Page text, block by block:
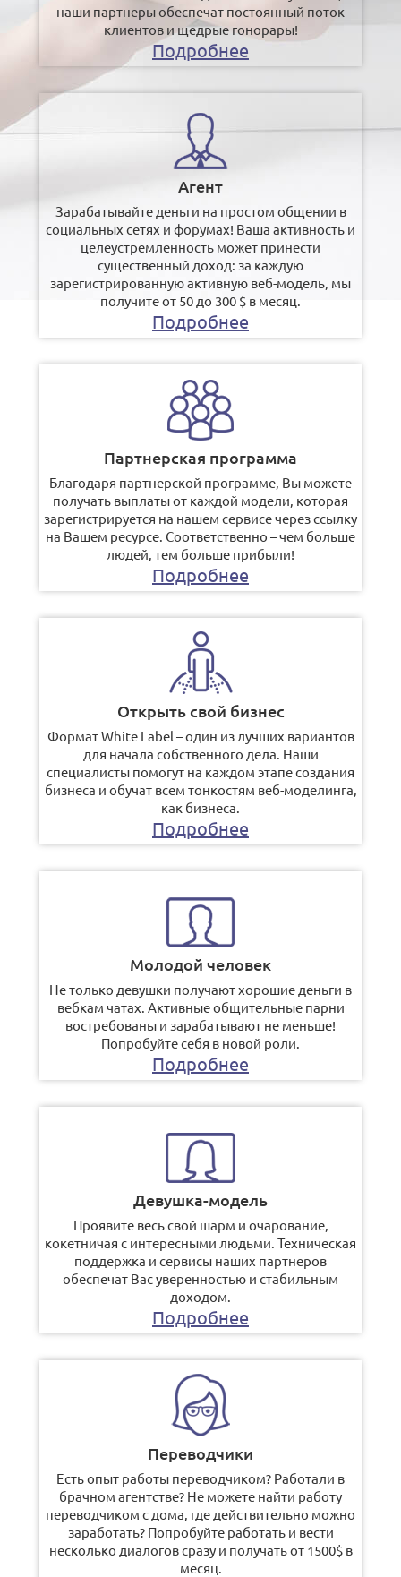
наши партнеры обеспечат постоянный поток
клиентов и щедрые гонорары!
Подробнее
Агент
Зарабатывайте деньги на простом общении в
социальных сетях и форумах! Ваша активность и
целеустремленность может принести
существенный доход: за каждую
зарегистрированную активную веб-модель, мы
получите от 50 до 300 $ в месяц.
Подробнее
Партнерская программа
Благодаря партнерской программе, Вы можете
получать выплаты от каждой модели, которая
зарегистрируется на нашем сервисе через ссылку
на Вашем ресурсе. Соответственно – чем больше
людей, тем больше прибыли!
Подробнее
Открыть свой бизнес
Формат White Label – один из лучших вариантов
для начала собственного дела. Наши
специалисты помогут на каждом этапе создания
бизнеса и обучат всем тонкостям веб-моделинга,
как бизнеса.
Подробнее
Молодой человек
Не только девушки получают хорошие деньги в
вебкам чатах. Активные общительные парни
востребованы и зарабатывают не меньше!
Попробуйте себя в новой роли.
Подробнее
Девушка-модель
Проявите весь свой шарм и очарование,
кокетничая с интересными людьми. Техническая
поддержка и сервисы наших партнеров
обеспечат Вас уверенностью и стабильным
доходом.
Подробнее
Переводчики
Есть опыт работы переводчиком? Работали в
брачном агентстве? Не можете найти работу
переводчиком с дома, где действительно можно
заработать? Попробуйте работать и вести
несколько диалогов сразу и получать от 1500$ в
месяц.